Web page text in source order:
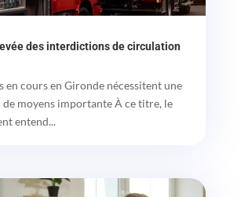
des interdictions de circulation
en cours en Gironde nécessitent une
moyens importante À ce titre, le
entend...